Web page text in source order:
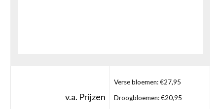
v.a. Prijzen
Verse bloemen: €27,95
Droogbloemen: €20,95